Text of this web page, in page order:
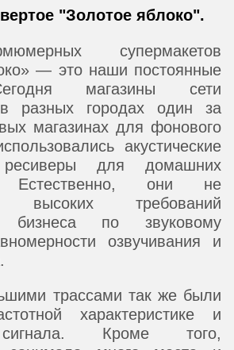
"Золотое яблоко".
супермакетов
— это наши постоянные
магазины сети
разных городах один за
магазинах для фонового
акустические
для домашних
Естественно, они не
высоких требований
бизнеса по звуковому
озвучивания и
трассами так же были
характеристике и
Кроме того,